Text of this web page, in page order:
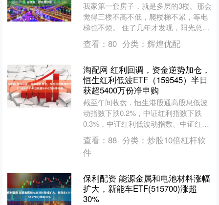
我家第一套房子，就是多层的3楼。那会
觉得三楼不高不低，爬楼梯不累，等电
梯也不烦。 住了几年才发现，阳光总是
在上午十点后才慢悠悠地照进来，下午
三点就又溜走了。 楼....
查看： 80 分类： 辉煌优配
淘配网 红利回调，资金逆势加仓，
恒生红利低波ETF（159545）半日
获超5400万份净申购
截至午间收盘，恒生港股通高股息低波
动指数下跌0.2%，中证红利指数下跌
0.3%，中证红利低波动指数、中证红利
价值指数均下跌0.4%，恒生红利低波
ETF（1595....
查看： 88 分类： 炒股10倍杠杆软
件
保利配资 能源金属和电池材料涨幅
扩大，新能车ETF(515700)涨超
30%